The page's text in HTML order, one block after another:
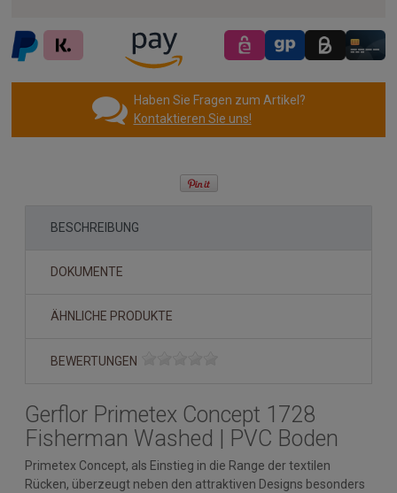
Haben Sie Fragen zum Artikel?
Kontaktieren Sie uns!
BESCHREIBUNG
DOKUMENTE
ÄHNLICHE PRODUKTE
BEWERTUNGEN
Gerflor Primetex Concept 1728
Fisherman Washed | PVC Boden
Primetex Concept, als Einstieg in die Range der textilen
Rücken, überzeugt neben den attraktiven Designs besonders